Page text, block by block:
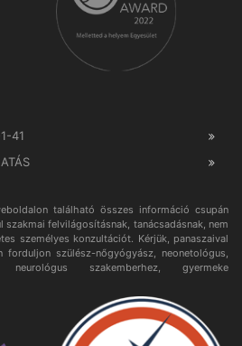
41
található összes információ csupán
felvilágosításnak, tanácsadásnak, nem
személyes konzultációt. Kérjük, panaszaival
forduljon szülész-nőgyógyász, neonetológus,
neurológus szakemberhez, gyermeke